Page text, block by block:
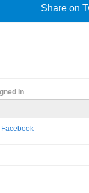
Share on
in